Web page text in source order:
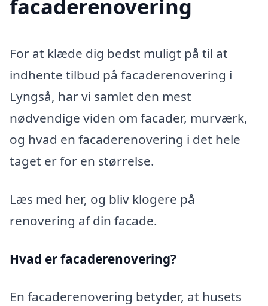
facaderenovering
For at klæde dig bedst muligt på til at
indhente tilbud på facaderenovering i
Lyngså, har vi samlet den mest
nødvendige viden om facader, murværk,
og hvad en facaderenovering i det hele
taget er for en størrelse.
Læs med her, og bliv klogere på
renovering af din facade.
Hvad er facaderenovering?
En facaderenovering betyder, at husets